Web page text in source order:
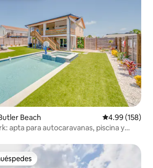
Beach Calificación
4.99 (158)
apta para autocaravanas, piscina y